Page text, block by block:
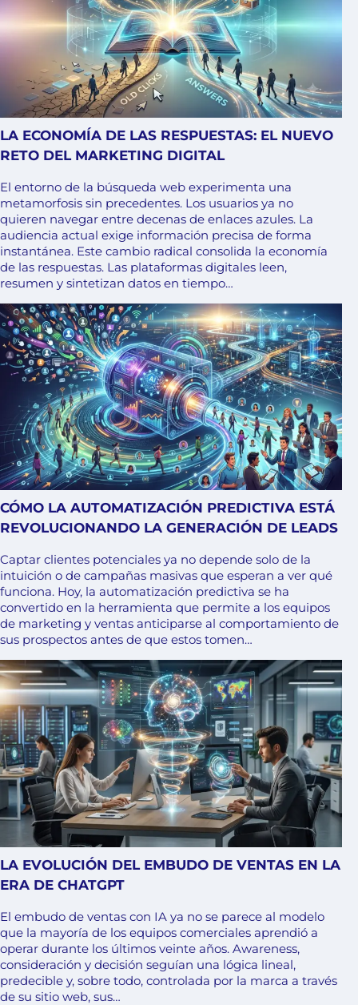
LA ECONOMÍA DE LAS RESPUESTAS: EL NUEVO
RETO DEL MARKETING DIGITAL
El entorno de la búsqueda web experimenta una
metamorfosis sin precedentes. Los usuarios ya no
quieren navegar entre decenas de enlaces azules. La
audiencia actual exige información precisa de forma
instantánea. Este cambio radical consolida la economía
de las respuestas. Las plataformas digitales leen,
resumen y sintetizan datos en tiempo…
CÓMO LA AUTOMATIZACIÓN PREDICTIVA ESTÁ
REVOLUCIONANDO LA GENERACIÓN DE LEADS
Captar clientes potenciales ya no depende solo de la
intuición o de campañas masivas que esperan a ver qué
funciona. Hoy, la automatización predictiva se ha
convertido en la herramienta que permite a los equipos
de marketing y ventas anticiparse al comportamiento de
sus prospectos antes de que estos tomen…
LA EVOLUCIÓN DEL EMBUDO DE VENTAS EN LA
ERA DE CHATGPT
El embudo de ventas con IA ya no se parece al modelo
que la mayoría de los equipos comerciales aprendió a
operar durante los últimos veinte años. Awareness,
consideración y decisión seguían una lógica lineal,
predecible y, sobre todo, controlada por la marca a través
de su sitio web, sus…